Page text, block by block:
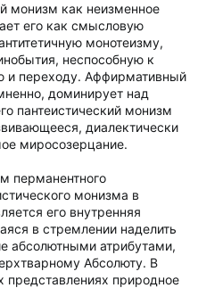
монизм как неизменное
его как смысловую
монотеизму,
неспособную к
переходу. Аффирмативный
доминирует над
пантеистический монизм
диалектически
миросозерцание.
перманентного
монизма в
его внутренняя
в стремлении наделить
абсолютными атрибутами,
Абсолюту. В
представлениях природное